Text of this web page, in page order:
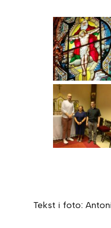
Tekst i foto: